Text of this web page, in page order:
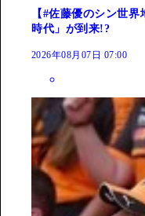
【#佐藤優のシン世
時代」が到来!?
2026年08月07日 07:00